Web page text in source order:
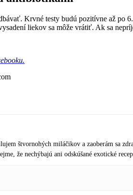
Krvné testy budú pozitívne až po
liekov sa môže vrátiť. Ak sa
štvornohých miláčikov a zaoberám sa
že nechýbajú ani odskúšané exotické